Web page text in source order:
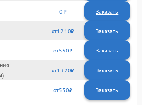
0 Заказать
1210
550
1320
550